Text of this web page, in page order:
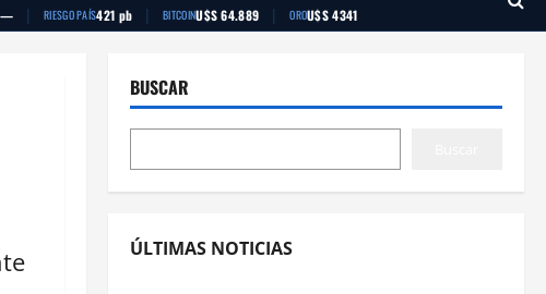
— | RIESGO PAÍS421 pb | BITCOINU$S 64.889 | OROU$S 4341
BUSCAR
ÚLTIMAS NOTICIAS